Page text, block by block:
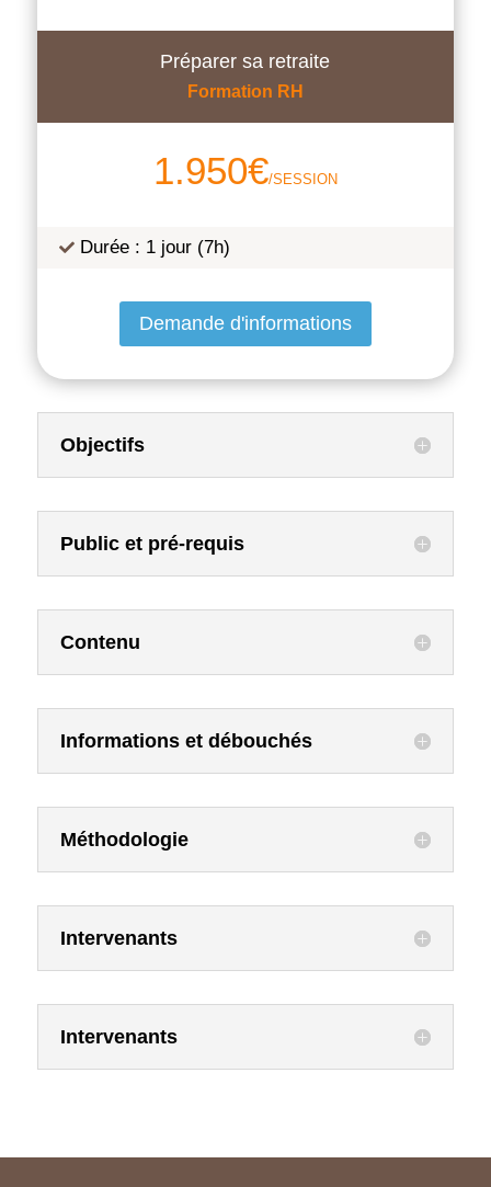
Préparer sa retraite
Formation RH
1.950€/SESSION
 Durée : 1 jour (7h)
Demande d'informations
Objectifs
Public et pré-requis
Contenu
Informations et débouchés
Méthodologie
Intervenants
Intervenants